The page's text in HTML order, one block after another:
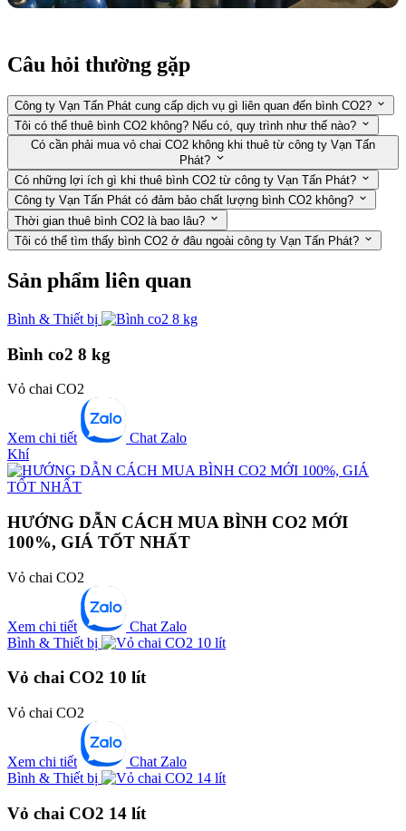
Câu hỏi thường gặp
Công ty Vạn Tấn Phát cung cấp dịch vụ gì liên quan đến bình CO2?
Tôi có thể thuê bình CO2 không? Nếu có, quy trình như thế nào?
Có cần phải mua vỏ chai CO2 không khi thuê từ công ty Vạn Tấn
Phát?
Có những lợi ích gì khi thuê bình CO2 từ công ty Vạn Tấn Phát?
Công ty Vạn Tấn Phát có đảm bảo chất lượng bình CO2 không?
Thời gian thuê bình CO2 là bao lâu?
Tôi có thể tìm thấy bình CO2 ở đâu ngoài công ty Vạn Tấn Phát?
Sản phẩm liên quan
Bình & Thiết bị
Bình co2 8 kg
Vỏ chai CO2
Xem chi tiết
Chat Zalo
Khí
HƯỚNG DẪN CÁCH MUA BÌNH CO2 MỚI
100%, GIÁ TỐT NHẤT
Vỏ chai CO2
Xem chi tiết
Chat Zalo
Bình & Thiết bị
Vỏ chai CO2 10 lít
Vỏ chai CO2
Xem chi tiết
Chat Zalo
Bình & Thiết bị
Vỏ chai CO2 14 lít